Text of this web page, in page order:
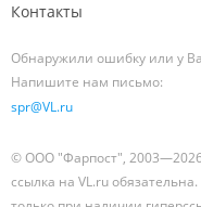
Контакты
Обнаружили ошибку или у
Напишите нам письмо:
spr@VL.ru
© ООО "Фарпост",
ссылка на VL.ru